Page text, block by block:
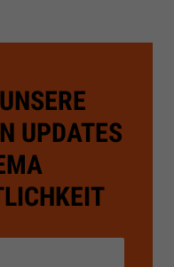
UPDATES Z
R